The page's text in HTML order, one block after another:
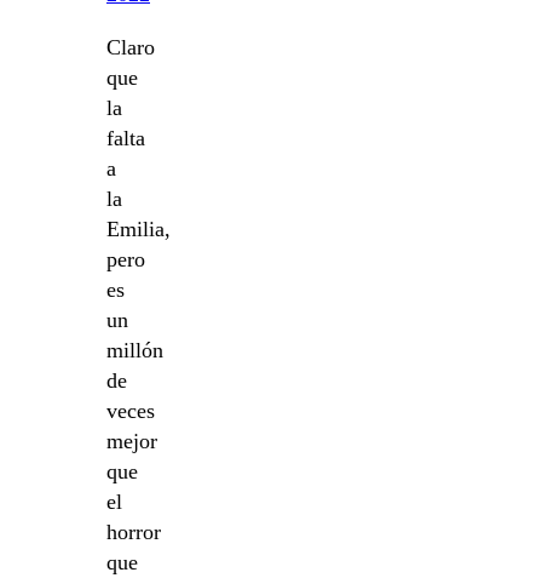
Claro
que
la
falta
a
la
Emilia,
pero
es
un
millón
de
veces
mejor
que
el
horror
que